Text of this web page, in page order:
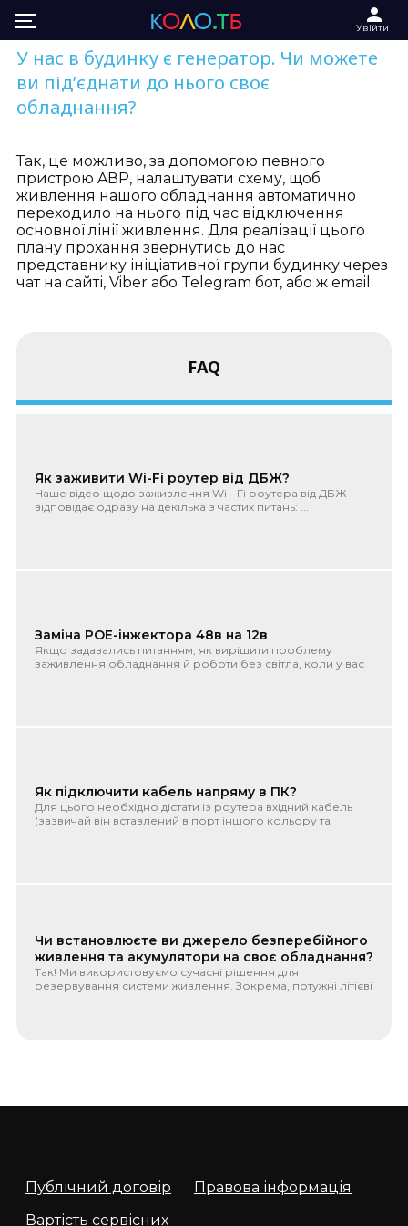
Увійти
У нас в будинку є генератор. Чи можете
ви під’єднати до нього своє
обладнання?
Так, це можливо, за допомогою певного
пристрою AВР, налаштувати схему, щоб
живлення нашого обладнання автоматично
переходило на нього під час відключення
основної лінії живлення. Для реалізації цього
плану прохання звернутись до нас
представнику ініціативної групи будинку через
чат на сайті, Viber або Telegram бот, або ж email.
FAQ
Як заживити Wi-Fi роутер від ДБЖ?
Наше відео щодо заживлення Wi - Fi роутера від ДБЖ
відповідає одразу на декілька з частих питань: ...
Заміна POE-інжектора 48в на 12в
Якщо задавались питанням, як вирішити проблему
заживлення обладнання й роботи без світла, коли у вас
Як підключити кабель напряму в ПК?
Для цього необхідно дістати із роутера вхідний кабель
(зазвичай він вставлений в порт іншого кольору та
Чи встановлюєте ви джерело безперебійного
живлення та акумулятори на своє обладнання?
Так! Ми використовуємо сучасні рішення для
резервування системи живлення. Зокрема, потужні літієві
VPN service
Публічний договір
Правова інформація
Вартість сервісних